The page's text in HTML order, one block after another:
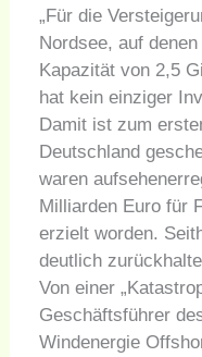
„Für die
Nordsee, auf
Kapazität von 2,5
hat kein einziger
Damit ist zum
Deutschland
waren
Milliarden Euro für
erzielt worden.
deutlich
Von einer
Geschäftsführer
Windenergie